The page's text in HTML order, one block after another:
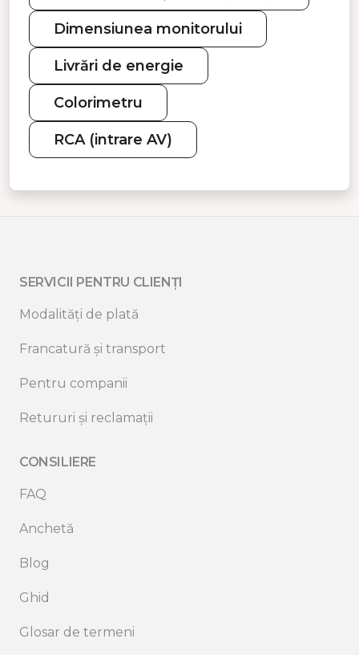
Dimensiunea monitorului
Livrări de energie
Colorimetru
RCA (intrare AV)
SERVICII PENTRU CLIENȚI
Modalități de plată
Francatură și transport
Pentru companii
Retururi și reclamații
CONSILIERE
FAQ
Anchetă
Blog
Ghid
Glosar de termeni